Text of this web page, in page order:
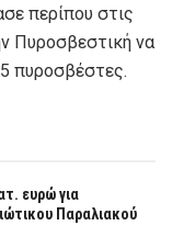
περίπου στις
Πυροσβεστική να
πυροσβέστες.
ευρώ για
Παραλιακού